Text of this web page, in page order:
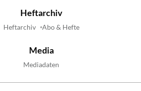
Heftarchiv
Heftarchiv Abo & Hefte
Media
Mediadaten